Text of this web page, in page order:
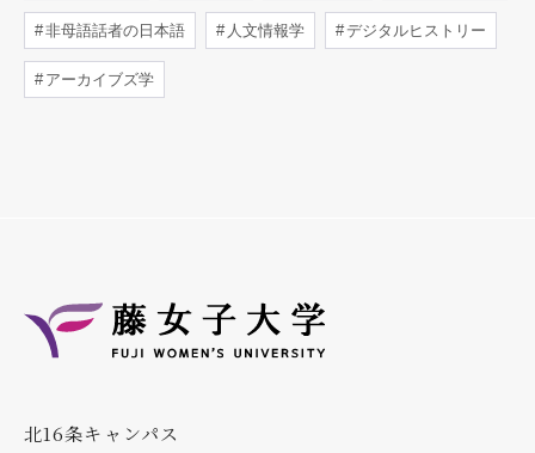
非母語話者の日本語 人文情報学 デジタルヒストリー
アーカイブズ学
北16条キャンパス